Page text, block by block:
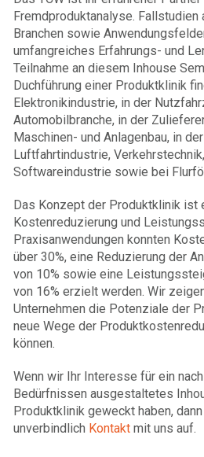
Fremdproduktanalyse. Fallstudien
Branchen sowie
umfangreiches Erfahrungs- und
Teilnahme an diesem Inhouse
Duchführung einer Produktklinik
Elektronikindustrie, in der
Automobilbranche, in der
Maschinen- und Anlagenbau, in
Luftfahrtindustrie,
Softwareindustrie sowie bei
Das Konzept der Produktklinik ist
Kostenreduzierung und
Praxisanwendungen konnten
über 30%, eine Reduzierung der
von 10% sowie eine
von 16% erzielt werden. Wir
Unternehmen die Potenziale der
neue Wege der
können.
Wenn wir Ihr Interesse für ein
Bedürfnissen ausgestaltetes
Produktklinik geweckt haben,
unverbindlich Kontakt mit uns auf.